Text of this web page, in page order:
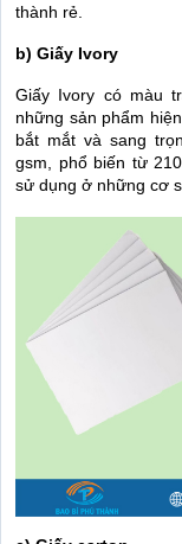
thành rẻ.
b) Giấy Ivory
Giấy Ivory có màu
những sản phẩm
bắt mắt và sang
gsm, phổ biến từ
sử dụng ở những cơ